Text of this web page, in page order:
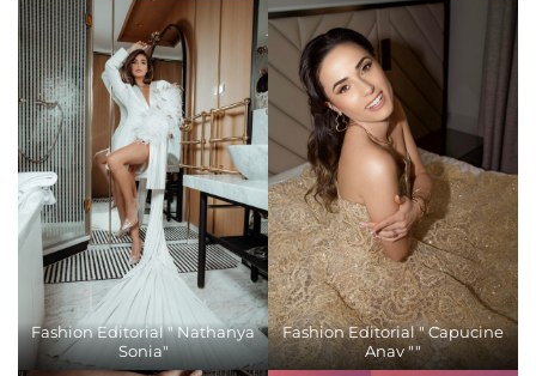
Fashion Editorial " Nathanya
Sonia"
Fashion Editorial " Capucine
Anav ""